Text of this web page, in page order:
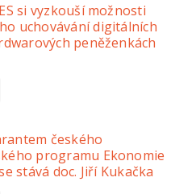
si vyzkouší možnosti
uchovávání digitálních
peněženkách
českého
programu Ekonomie
stává doc. Jiří Kukačka